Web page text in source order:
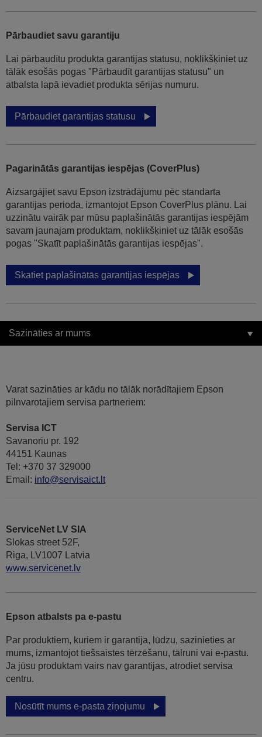
Pārbaudiet savu garantiju
Lai pārbaudītu produkta garantijas statusu, noklikšķiniet uz
tālāk esošās pogas "Pārbaudīt garantijas statusu" un
atbalsta lapā ievadiet produkta sērijas numuru.
Pārbaudiet garantijas statusu
Pagarinātās garantijas iespējas (CoverPlus)
Aizsargājiet savu Epson izstrādājumu pēc standarta
garantijas perioda, izmantojot Epson CoverPlus plānu. Lai
uzzinātu vairāk par mūsu paplašinātās garantijas iespējām
savam jaunajam produktam, noklikšķiniet uz tālāk esošās
pogas "Skatīt paplašinātās garantijas iespējas".
Skatiet paplašinātās garantijas iespējas
Sazināties ar mums
Varat sazināties ar kādu no tālāk norādītajiem Epson
pilnvarotajiem servisa partneriem:
Servisa ICT
Savanoriu pr. 192
44151 Kaunas
Tel: +370 37 329000
Email: info@servisaict.lt
ServiceNet LV SIA
Slokas street 52F,
Riga, LV1007 Latvia
www.servicenet.lv
Epson atbalsts pa e-pastu
Par produktiem, kuriem ir garantija, lūdzu, sazinieties ar
mums, izmantojot tiešsaistes tērzēšanu, tālruni vai e-pastu.
Ja jūsu produktam vairs nav garantijas, atrodiet servisa
centru.
Nosūtīt mums e-pasta ziņojumu